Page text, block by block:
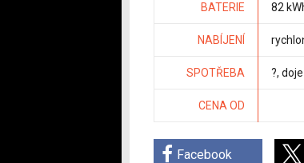
BATERIE 82
NABÍJENÍ
SPOTŘEBA ?,
CENA OD
Facebook